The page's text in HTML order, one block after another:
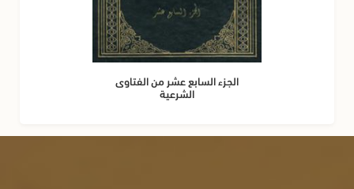
الجزء السابع عشر من الفتاوى
الشرعية